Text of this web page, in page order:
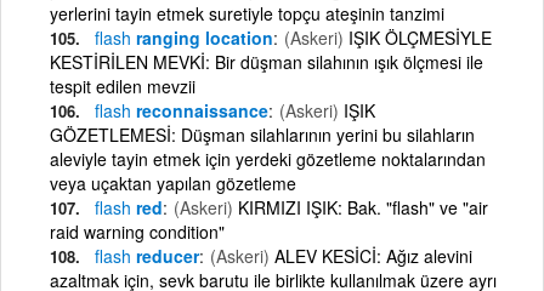
yerlerini tayin etmek suretiyle topçu ateşinin tanzimi
flash ranging location (Askeri) IŞIK ÖLÇMESİYLE
KESTİRİLEN MEVKİ: Bir düşman silahının ışık ölçmesi ile
tespit edilen mevzii
flash reconnaissance (Askeri) IŞIK
GÖZETLEMESİ: Düşman silahlarının yerini bu silahların
aleviyle tayin etmek için yerdeki gözetleme noktalarından
veya uçaktan yapılan gözetleme
flash red (Askeri) KIRMIZI IŞIK: Bak. "flash" ve "air
raid warning condition"
flash reducer (Askeri) ALEV KESİCİ: Ağız alevini
azaltmak için, sevk barutu ile birlikte kullanılmak üzere ayrı